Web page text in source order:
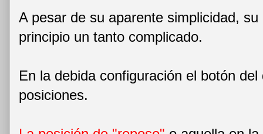
A pesar de su aparente simplicidad,
principio un tanto complicado.
En la debida configuración el botón
posiciones.